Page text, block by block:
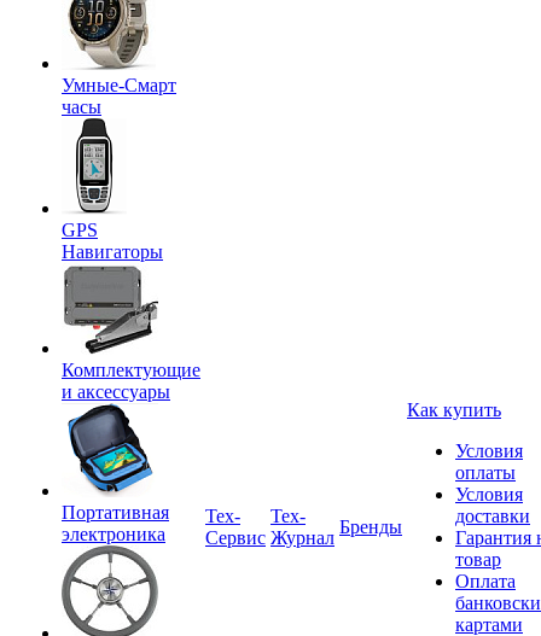
Умные-Смарт
часы
GPS
Навигаторы
Комплектующие
и аксессуары
Портативная
электроника
Tex-
Сервис
Тех-
Журнал
Бренды
Как купить
Условия
оплаты
Условия
доставки
Гарантия
товар
Оплата
картами